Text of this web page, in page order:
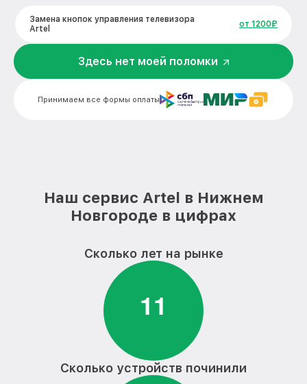
Замена кнопок управления телевизора
Artel
от 1200₽
Замена конденсатора телевизора Artel
Artel
Прошивка / разблокировка телевизора
Замена контроллера питания
(мультиконтроллера) телевизора Artel
Комплексная чистка телевизора Artel
Замена блока питания телевизора Artel
Ремонт блока управления телевизора
Принимаем все формы оплаты
Здесь нет моей поломки
Наш сервис Artel в Нижнем
Новгороде в цифрах
Сколько лет на рынке
11
Сколько устройств починили